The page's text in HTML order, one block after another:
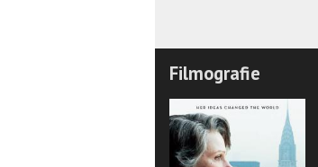
Filmografie